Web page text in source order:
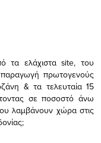
τα ελάχισταsite, του
πρωτογενούς
& τα τελευταία 15
σε ποσοστό άνω
λαμβάνουν χώρα στις